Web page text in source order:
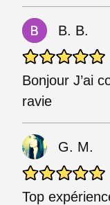
B. B.
Bonjour J’ai
ravie
G. M.
Top